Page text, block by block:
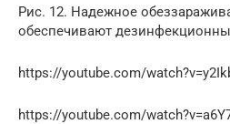
Рис. 12. Надежное
обеспечивают
https://youtube.com/
https://youtube.com/